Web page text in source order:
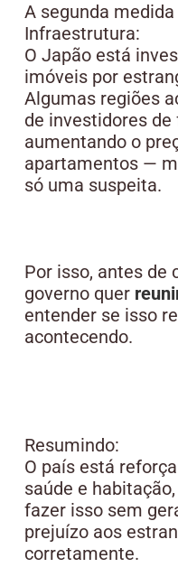
A segunda
Infraestrutura:
O Japão está
imóveis por
Algumas regiões
de investidores
aumentando o
apartamentos —
só uma suspeita.
Por isso, antes de
governo quer
entender se isso
acontecendo.
Resumindo:
O país está
saúde e
fazer isso sem
prejuízo aos
corretamente.